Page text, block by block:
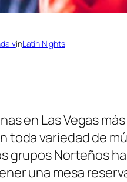
inLatin Nights
en Las Vegas
toda variedad de
grupos Norteños
una mesa